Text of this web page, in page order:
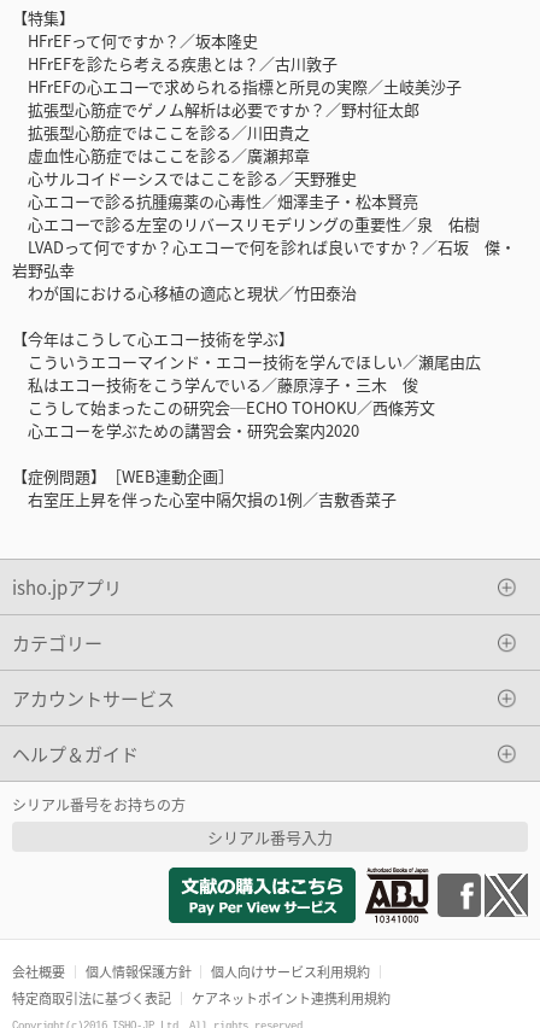
【特集】
HFrEFって何ですか？／坂本隆史
HFrEFを診たら考える疾患とは？／古川敦子
HFrEFの心エコーで求められる指標と所見の実際／土岐美沙子
拡張型心筋症でゲノム解析は必要ですか？／野村征太郎
拡張型心筋症ではここを診る／川田貴之
虚血性心筋症ではここを診る／廣瀬邦章
心サルコイドーシスではここを診る／天野雅史
心エコーで診る抗腫瘍薬の心毒性／畑澤圭子・松本賢亮
心エコーで診る左室のリバースリモデリングの重要性／泉 佑樹
LVADって何ですか？心エコーで何を診れば良いですか？／石坂 傑・
岩野弘幸
わが国における心移植の適応と現状／竹田泰治
【今年はこうして心エコー技術を学ぶ】
こういうエコーマインド・エコー技術を学んでほしい／瀬尾由広
私はエコー技術をこう学んでいる／藤原淳子・三木 俊
こうして始まったこの研究会─ECHO TOHOKU／西條芳文
心エコーを学ぶための講習会・研究会案内2020
【症例問題】［WEB連動企画］
右室圧上昇を伴った心室中隔欠損の1例／吉敷香菜子
isho.jpアプリ
カテゴリー
アカウントサービス
ヘルプ＆ガイド
シリアル番号をお持ちの方
シリアル番号入力
会社概要 個人情報保護方針
個人向けサービス利用規約
特定商取引法に基づく表記
ケアネットポイント連携利用規約